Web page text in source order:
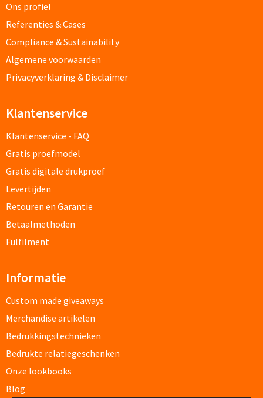
Memo boekjes bedrukken
Memo sets bedrukken
Kubusblokken bedrukken
Custom made schrijfblokken
Custom made memoblaadjes
Custom made muismatten
Kantoor artikelen
Bureau onderleggers bedrukken
Bureaulampen bedrukken
Linialen bedrukken
Ons profiel
Referenties & Cases
Compliance & Sustainability
Algemene voorwaarden
Privacyverklaring & Disclaimer
Klantenservice
Klantenservice - FAQ
Gratis proefmodel
Gratis digitale drukproef
Levertijden
Retouren en Garantie
Betaalmethoden
Fulfilment
Informatie
Custom made giveaways
Merchandise artikelen
Bedrukkingstechnieken
Bedrukte relatiegeschenken
Onze lookbooks
Blog